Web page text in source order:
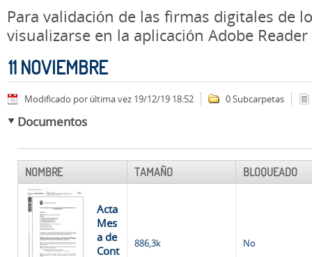
Para validación de las firmas digitales de
visualizarse en la aplicación Adobe Reader
11 NOVIEMBRE
Modificado por última vez 19/12/19 18:52 0 Subcarpetas
Documentos
NOMBRE TAMAÑO BLOQUEADO
Acta
Mes
a de
Cont
886,3k No